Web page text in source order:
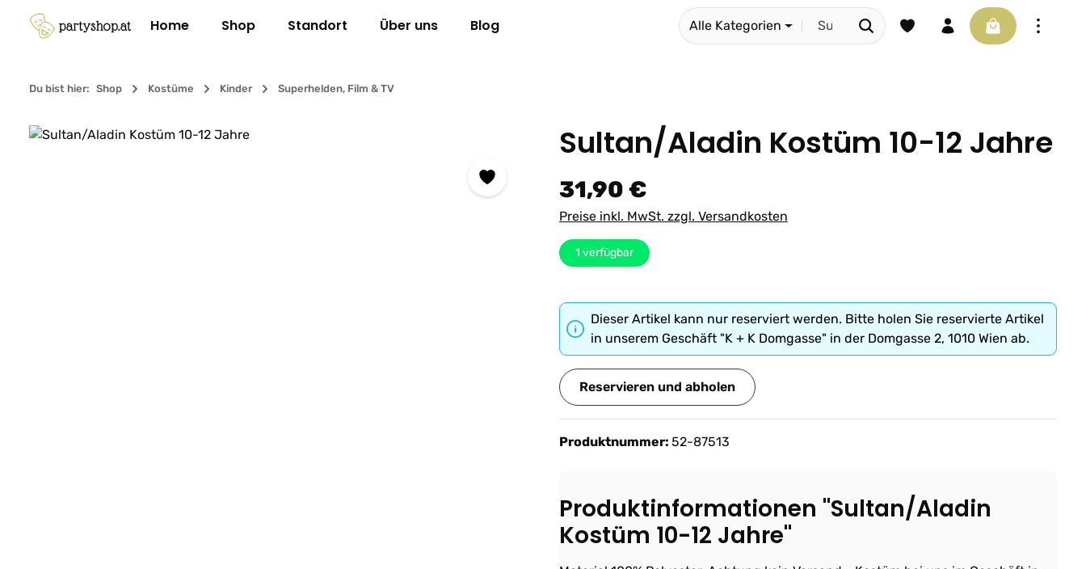
Hauptinhalt springen
Zur Suche springen
Zur Hauptnavigation springen
Home Shop Standort Über uns Blog Alle Kategorien
Du hast 0 Produkte auf dem
Warenkorb
Du bist hier: Shop Kostüme Kinder Superhelden, Film & TV
Bildergalerie überspringen Sultan/Aladin Kostüm 10-12 Jahre
Regulärer Preis:
31,90 €
Preise inkl. MwSt. zzgl. Versandkosten
1 verfügbar
Dieser Artikel kann nur reserviert werden. Bitte holen Sie reservierte Artikel
in unserem Geschäft "K + K Domgasse" in der Domgasse 2, 1010 Wien ab.
Reservieren und abholen
Produktnummer: 52-87513
Produktinformationen "Sultan/Aladin
Kostüm 10-12 Jahre"